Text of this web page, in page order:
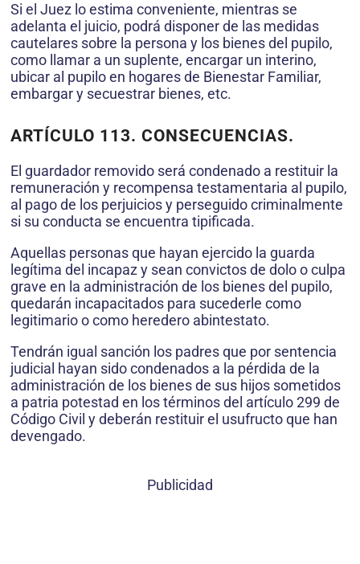
Si el Juez lo estima conveniente, mientras se
adelanta el juicio, podrá disponer de las medidas
cautelares sobre la persona y los bienes del pupilo,
como llamar a un suplente, encargar un interino,
ubicar al pupilo en hogares de Bienestar Familiar,
embargar y secuestrar bienes, etc.
ARTÍCULO 113. CONSECUENCIAS.
El guardador removido será condenado a restituir la
remuneración y recompensa testamentaria al pupilo,
al pago de los perjuicios y perseguido criminalmente
si su conducta se encuentra tipificada.
Aquellas personas que hayan ejercido la guarda
legítima del incapaz y sean convictos de dolo o culpa
grave en la administración de los bienes del pupilo,
quedarán incapacitados para sucederle como
legitimario o como heredero abintestato.
Tendrán igual sanción los padres que por sentencia
judicial hayan sido condenados a la pérdida de la
administración de los bienes de sus hijos sometidos
a patria potestad en los términos del artículo 299 de
Código Civil y deberán restituir el usufructo que han
devengado.
Publicidad